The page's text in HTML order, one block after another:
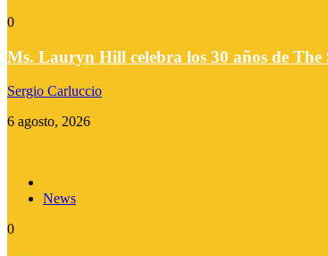
0
Ms. Lauryn Hill celebra los 30 años de The
Sergio Carluccio
6 agosto, 2026
News
0